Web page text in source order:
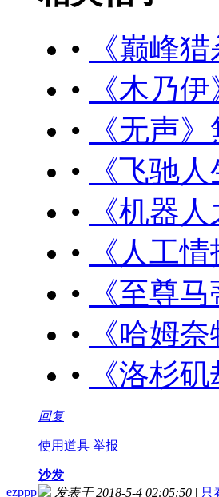
•
《巅峰
•
《木乃
•
《无声
•
《飞驰
•
《机器
•
《人工
•
《至尊
•
《哈姆
•
《洛杉
回复
使用道具 举报
ezppp
沙发
发表于 2018-5-4 02:05:50 | 只